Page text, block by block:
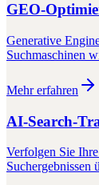
GEO-
Generative
Suchmaschinen
Mehr erfahren
AI-Search-
Verfolgen Sie
Suchergebnissen